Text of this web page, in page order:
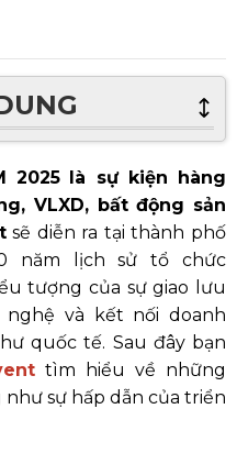
2025 là sự kiện hàng
VLXD, bất động sản
sẽ diễn ra tại thành phố
năm lịch sử tổ chức
tượng của sự giao lưu
và kết nối doanh
quốc tế. Sau đây bạn
tìm hiểu về những
sự hấp dẫn của triển